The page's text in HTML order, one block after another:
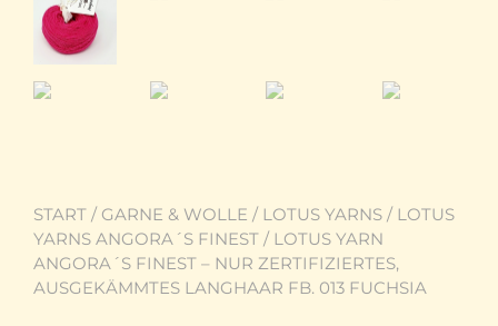
START / GARNE & WOLLE / LOTUS YARNS / LOTUS
YARNS ANGORA´S FINEST / LOTUS YARN
ANGORA´S FINEST – NUR ZERTIFIZIERTES,
AUSGEKÄMMTES LANGHAAR FB. 013 FUCHSIA